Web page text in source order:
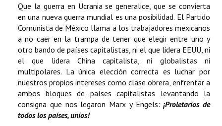
Que la guerra en Ucrania se generalice, que se convierta
en una nueva guerra mundial es una posibilidad. El Partido
Comunista de México llama a los trabajadores mexicanos
a no caer en la trampa de tener que elegir entre uno y
otro bando de países capitalistas, ni el que lidera EEUU, ni
el que lidera China capitalista, ni globalistas ni
multipolares. La única elección correcta es luchar por
nuestros propios intereses como clase obrera, enfrentar a
ambos bloques de países capitalistas levantando la
consigna que nos legaron Marx y Engels:¡Proletarios de
todos los países, uníos!